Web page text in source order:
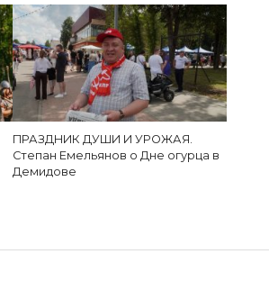
ПРАЗДНИК ДУШИ И УРОЖАЯ.
Степан Емельянов о Дне огурца в
Демидове